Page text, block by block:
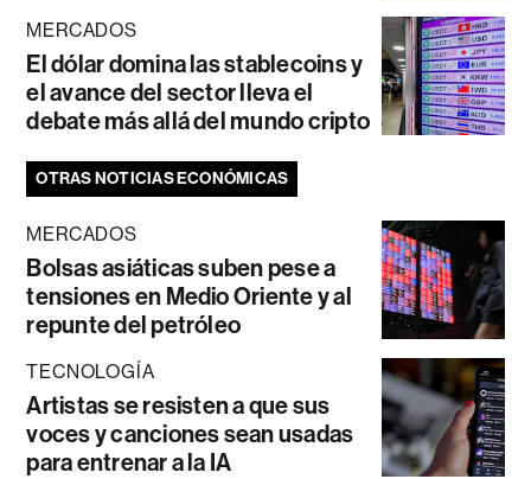
MERCADOS
El dólar domina las stablecoins y
el avance del sector lleva el
debate más allá del mundo cripto
OTRAS NOTICIAS ECONÓMICAS
MERCADOS
Bolsas asiáticas suben pese a
tensiones en Medio Oriente y al
repunte del petróleo
TECNOLOGÍA
Artistas se resisten a que sus
voces y canciones sean usadas
para entrenar a la IA